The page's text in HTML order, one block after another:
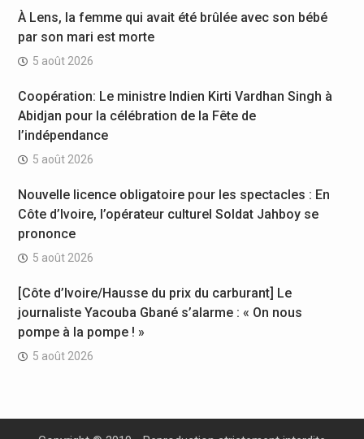
À Lens, la femme qui avait été brûlée avec son bébé
par son mari est morte
5 août 2026
Coopération: Le ministre Indien Kirti Vardhan Singh à
Abidjan pour la célébration de la Fête de
l’indépendance
5 août 2026
Nouvelle licence obligatoire pour les spectacles : En
Côte d’Ivoire, l’opérateur culturel Soldat Jahboy se
prononce
5 août 2026
[Côte d’Ivoire/Hausse du prix du carburant] Le
journaliste Yacouba Gbané s’alarme : « On nous
pompe à la pompe ! »
5 août 2026